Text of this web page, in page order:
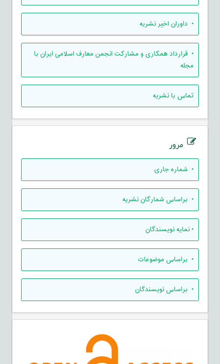
• داوران اخیر نشریه
• قرارداد همکاری و مشارکت انجمن معارف اسلامی ایران با
مجله
تماس با نشریه
مرور
• شماره جاری
• براساس شمارگان نشریه
•نمایه نویسندگان
• براساس موضوعات
• براساس نویسندگان